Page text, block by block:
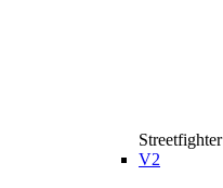
Streetfighter
V2